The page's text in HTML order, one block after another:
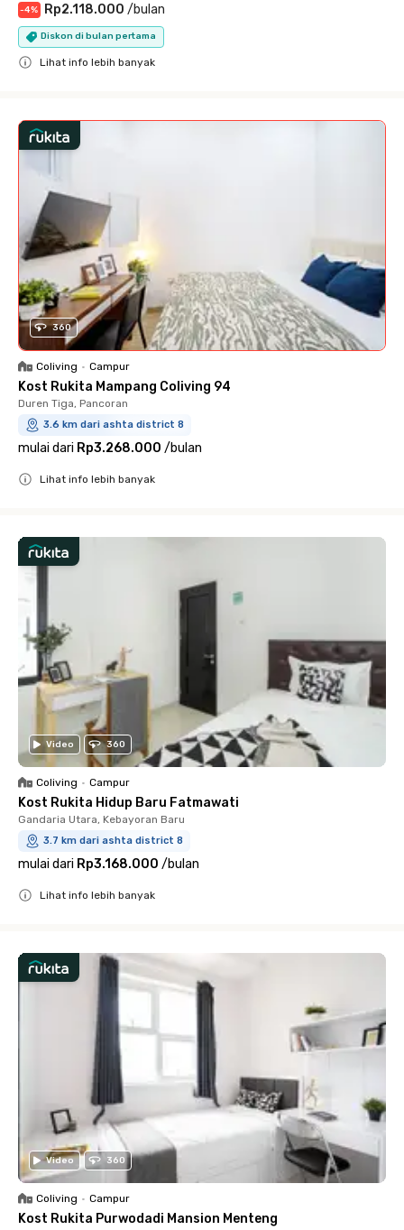
-4% Rp2.118.000 /bulan
Diskon di bulan pertama
Lihat info lebih banyak
360
Coliving • Campur
Kost Rukita Mampang Coliving 94
Duren Tiga, Pancoran
3.6 km dari ashta district 8
mulai dari Rp3.268.000 /bulan
Lihat info lebih banyak
Video 360
Coliving • Campur
Kost Rukita Hidup Baru Fatmawati
Gandaria Utara, Kebayoran Baru
3.7 km dari ashta district 8
mulai dari Rp3.168.000 /bulan
Lihat info lebih banyak
Video 360
Coliving • Campur
Kost Rukita Purwodadi Mansion Menteng